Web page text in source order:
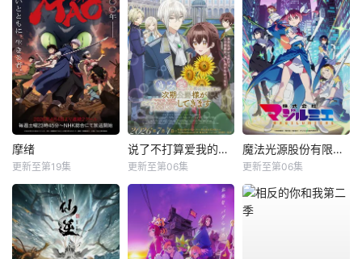
摩绪
更新至第19集
说了不打算爱我的公爵继承人，不知为何对我宠爱有加
更新至第06集
魔法光源股份有限公司第二季
更新至第06集